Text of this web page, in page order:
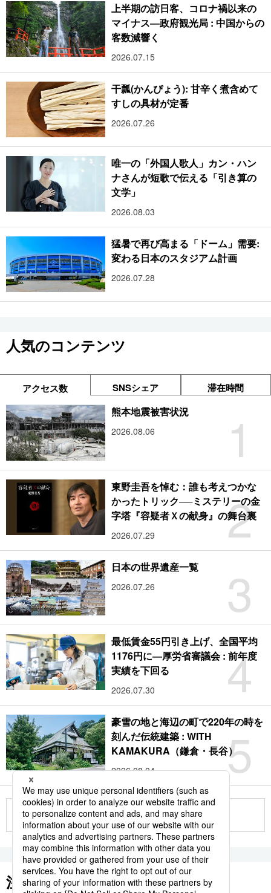
上半期の訪日客、コロナ禍以来の
マイナス―政府観光局 : 中国からの
客数減響く
2026.07.15
干瓢(かんぴょう): 甘辛く煮含めて
すしの具材が定番
2026.07.26
唯一の「外国人歌人」カン・ハン
ナさんが短歌で伝える「引き算の
文学」
2026.08.03
猛暑で再び高まる「ドーム」需要:
変わる日本のスタジアム計画
2026.07.28
人気のコンテンツ
アクセス数 SNSシェア 滞在時間
1
熊本地震被害状況
2026.08.06
2
東野圭吾を悼む：誰も考えつかな
かったトリック──ミステリーの金
字塔『容疑者Ｘの献身』の舞台裏
2026.07.29
3
日本の世界遺産一覧
2026.07.26
4
最低賃金55円引き上げ、全国平均
1176円に―厚労省審議会 : 前年度
実績を下回る
2026.07.30
5
豪雪の地と海辺の町で220年の時を
刻んだ伝統建築 : WITH
KAMAKURA（鎌倉・長谷）
2026.08.04
もっと見る
注目のキーワード